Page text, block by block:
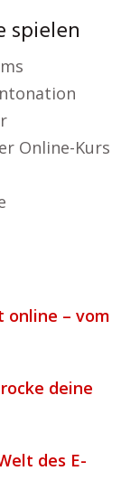
spielen
Online-Kurs
– vom
deine
des E-